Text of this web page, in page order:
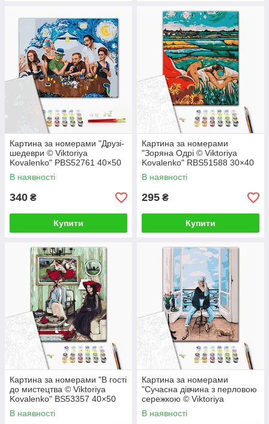
Картина за номерами "Друзі-
шедеври © Viktoriya
Kovalenko" PBS52761 40×50
см
В наявності
340 ₴
Купити
Картина за номерами
"Зоряна Одрі © Viktoriya
Kovalenko" RBS51588 30×40
см
В наявності
295 ₴
Купити
Картина за номерами "В гості
до мистецтва © Viktoriya
Kovalenko" BS53357 40×50
см
В наявності
Картина за номерами
"Сучасна дівчина з перловою
сережкою © Viktoriya
Kovalenko" BS52762 40×50
см
В наявності